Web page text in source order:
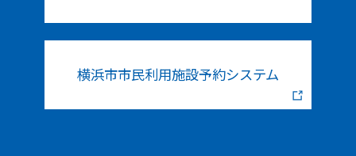
横浜市市民利用施設予約システム